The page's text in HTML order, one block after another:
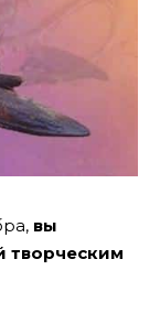
вы
творческим